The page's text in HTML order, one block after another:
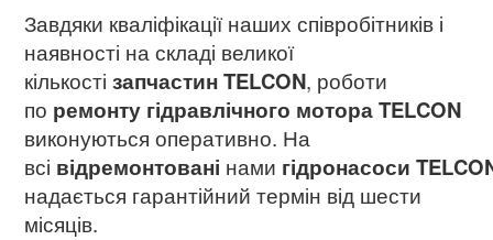
Завдяки кваліфікації наших співробітників і
наявності на складі великої
кількостізапчастин TELCON, роботи
по ремонту гідравлічного мотора TELCON
виконуються оперативно. На
всі відремонтовані нами гідронасоси
надається гарантійний термін від шести
місяців.